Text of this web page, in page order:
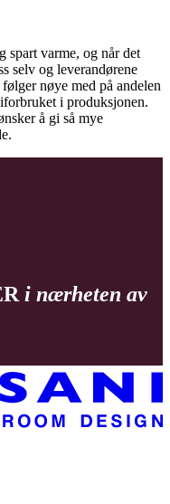
spart varme, og når det
selv og leverandørene
nøye med på andelen
i produksjonen.
å gi så mye
i nærheten av